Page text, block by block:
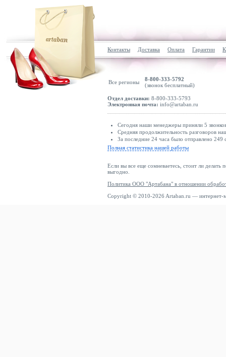
Контакты Доставка Оплата Гарантии
Все регионы
8-800-333-5792
(звонок бесплатный)
Отдел доставки: 8-800-333-5793
Электронная почта: info@artaban.ru
Сегодня наши менеджеры приняли 5
Средняя продолжительность разговоров
За последние 24 часа было отправлено
Полная статистика нашей работы
Если вы все еще сомневаетесь, стоит ли делать
выгодно.
Политика ООО "Артабана" в отношении
Copyright © 2010-2026 Artaban.ru — интернет-